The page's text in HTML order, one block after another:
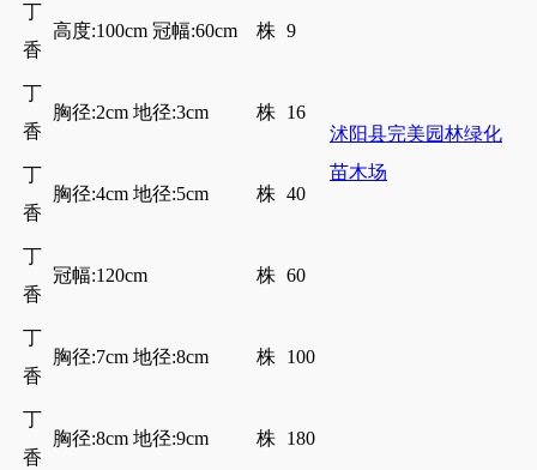
沭阳县完美园林绿化
苗木场
丁
香
高度:100cm 冠幅:60cm 株 9
丁
香
胸径:2cm 地径:3cm 株 16
丁
香
胸径:4cm 地径:5cm 株 40
丁
香
冠幅:120cm 株 60
丁
香
胸径:7cm 地径:8cm 株 100
丁
香
胸径:8cm 地径:9cm 株 180